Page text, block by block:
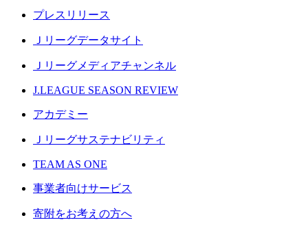
プレスリリース
Ｊリーグデータサイト
Ｊリーグメディアチャンネル
J.LEAGUE SEASON REVIEW
アカデミー
Ｊリーグサステナビリティ
TEAM AS ONE
事業者向けサービス
寄附をお考えの方へ